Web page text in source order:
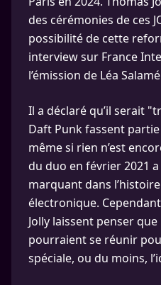
des cérémonies de ces
possibilité de cette
interview sur France
l’émission de Léa
Il a déclaré qu’il serait
Daft Punk fassent
même si rien n’est
du duo en février 2021
marquant dans
électronique.
Jolly laissent penser
pourraient se réunir
spéciale, ou du moins,